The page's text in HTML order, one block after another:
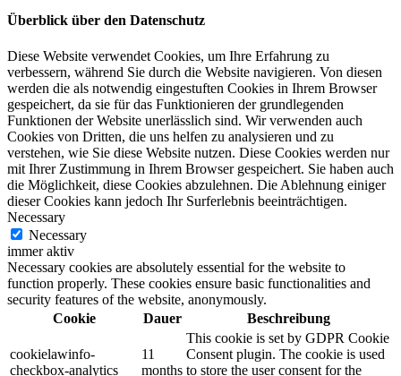
Überblick über den Datenschutz
Diese Website verwendet Cookies, um Ihre Erfahrung zu
verbessern, während Sie durch die Website navigieren. Von diesen
werden die als notwendig eingestuften Cookies in Ihrem Browser
gespeichert, da sie für das Funktionieren der grundlegenden
Funktionen der Website unerlässlich sind. Wir verwenden auch
Cookies von Dritten, die uns helfen zu analysieren und zu
verstehen, wie Sie diese Website nutzen. Diese Cookies werden nur
mit Ihrer Zustimmung in Ihrem Browser gespeichert. Sie haben auch
die Möglichkeit, diese Cookies abzulehnen. Die Ablehnung einiger
dieser Cookies kann jedoch Ihr Surferlebnis beeinträchtigen.
Necessary
Necessary
immer aktiv
Necessary cookies are absolutely essential for the website to
function properly. These cookies ensure basic functionalities and
security features of the website, anonymously.
Cookie
Dauer Beschreibung
cookielawinfo-
checkbox-analytics
11
months
This cookie is set by GDPR Cookie
Consent plugin. The cookie is used
to store the user consent for the